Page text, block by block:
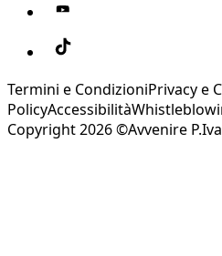
Termini e CondizioniPrivacy e
PolicyAccessibilità
Copyright 2026 ©Avvenire